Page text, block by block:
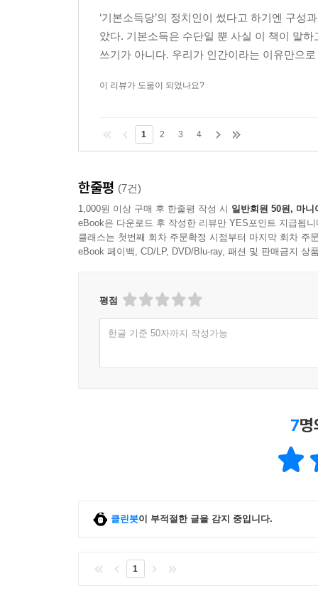
‘기본소득당’의 정치인이 썼다고 하기엔 구
았다. 기본소득은 수단일 뿐 사실 이 책이 말
쓰기가 아니다. 우리가 인간이라는 이유만으
이 리뷰가 도움이 되었나요?
1 2 3 4
한줄평 (7건)
1,000원 이상 구매 후 한줄평 작성 시 일반회원 50원, 마니
eBook은 다운로드 후 작성한 리뷰만 YES포인트 지급됩니
클래스는 첫번째 회차 주문확정 시점부터 마지막 회차 주
eBook 페이백, CD/LP, DVD/Blu-ray, 패션 및 판매금지 상
평점
한글 기준 50자까지 작성가능
7
클린봇이 부적절한 글을 감지 중입니다.
1